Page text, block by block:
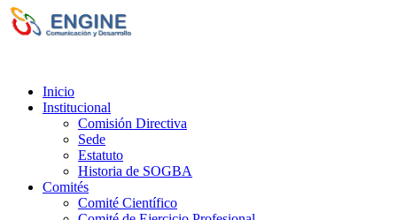
Inicio
Institucional
Comisión Directiva
Sede
Estatuto
Historia de SOGBA
Comités
Comité Científico